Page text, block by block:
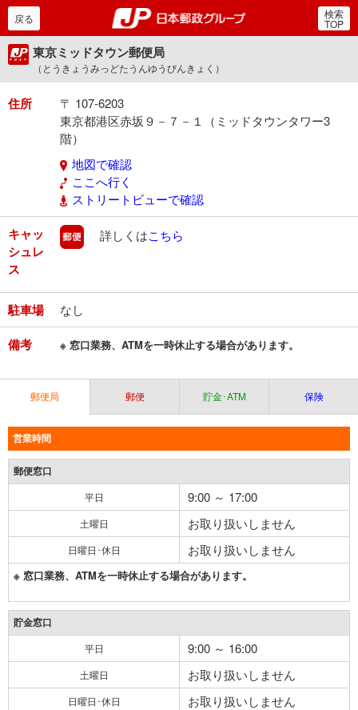
郵便局・日本郵政グルー
戻る 検索
TOP
東京ミッドタウン郵便局
（とうきょうみっどたうんゆうびんきょく）
住所
〒 107-6203
東京都港区赤坂９－７－１（ミッドタウンタワー3
階）
地図で確認
ここへ行く
ストリートビューで確認
キャッ
シュレ
ス
郵便
詳しくはこちら
駐車場 なし
備考 ※ 窓口業務、ATMを一時休止する場合があります。
郵便局 郵便 貯金･ATM 保険
営業時間
郵便窓口
平日 9:00 ～ 17:00
土曜日 お取り扱いしません
日曜日･休日 お取り扱いしません
※ 窓口業務、ATMを一時休止する場合があります。
貯金窓口
平日 9:00 ～ 16:00
土曜日 お取り扱いしません
日曜日･休日 お取り扱いしません